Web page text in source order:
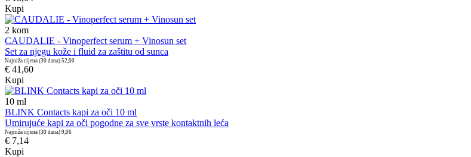
Kupi
2 kom
CAUDALIE - Vinoperfect serum + Vinosun set
Set za njegu kože i fluid za zaštitu od sunca
Najniža cijena (30 dana) 52,00
€ 41,60
Kupi
10 ml
BLINK Contacts kapi za oči 10 ml
Umirujuće kapi za oči pogodne za sve vrste kontaktnih leća
Najniža cijena (30 dana) 9,06
€ 7,14
Kupi